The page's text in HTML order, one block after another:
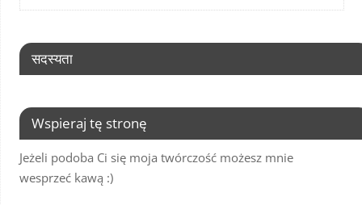
सदस्यता
Wspieraj tę stronę
Jeżeli podoba Ci się moja twórczość możesz mnie
wesprzeć kawą :)